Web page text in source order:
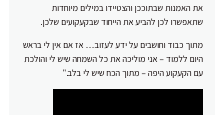
את האמנות שבתוככן והצטיידו במילים מיוחדות
שתאפשרו לכן להביע את הייחוד שבקעקועים שלכן.
מתוך כבוד וחושבים על ידע לעזוב… אז אם אין לי בראש
היום ללמוד – אני מוליכה את כל השמחה שיש לי והולכת
עם הקעקוע היפה – מתוך הכח שיש לי בלב."